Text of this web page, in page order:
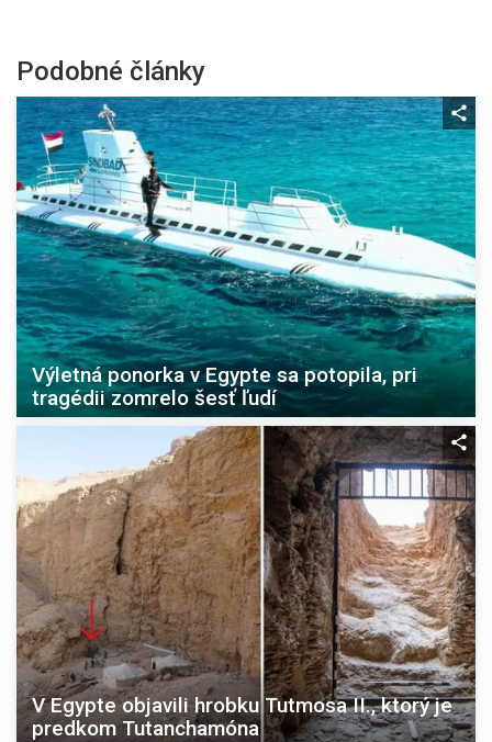
Podobné články
Výletná ponorka v Egypte sa potopila, pri
tragédii zomrelo šesť ľudí
V Egypte objavili hrobku Tutmosa II., ktorý je
predkom Tutanchamóna